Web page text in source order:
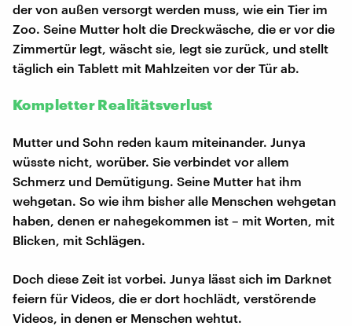
der von außen versorgt werden muss, wie ein Tier im
Zoo. Seine Mutter holt die Dreckwäsche, die er vor die
Zimmertür legt, wäscht sie, legt sie zurück, und stellt
täglich ein Tablett mit Mahlzeiten vor der Tür ab.
Kompletter Realitätsverlust
Mutter und Sohn reden kaum miteinander. Junya
wüsste nicht, worüber. Sie verbindet vor allem
Schmerz und Demütigung. Seine Mutter hat ihm
wehgetan. So wie ihm bisher alle Menschen wehgetan
haben, denen er nahegekommen ist – mit Worten, mit
Blicken, mit Schlägen.
Doch diese Zeit ist vorbei. Junya lässt sich im Darknet
feiern für Videos, die er dort hochlädt, verstörende
Videos, in denen er Menschen wehtut.